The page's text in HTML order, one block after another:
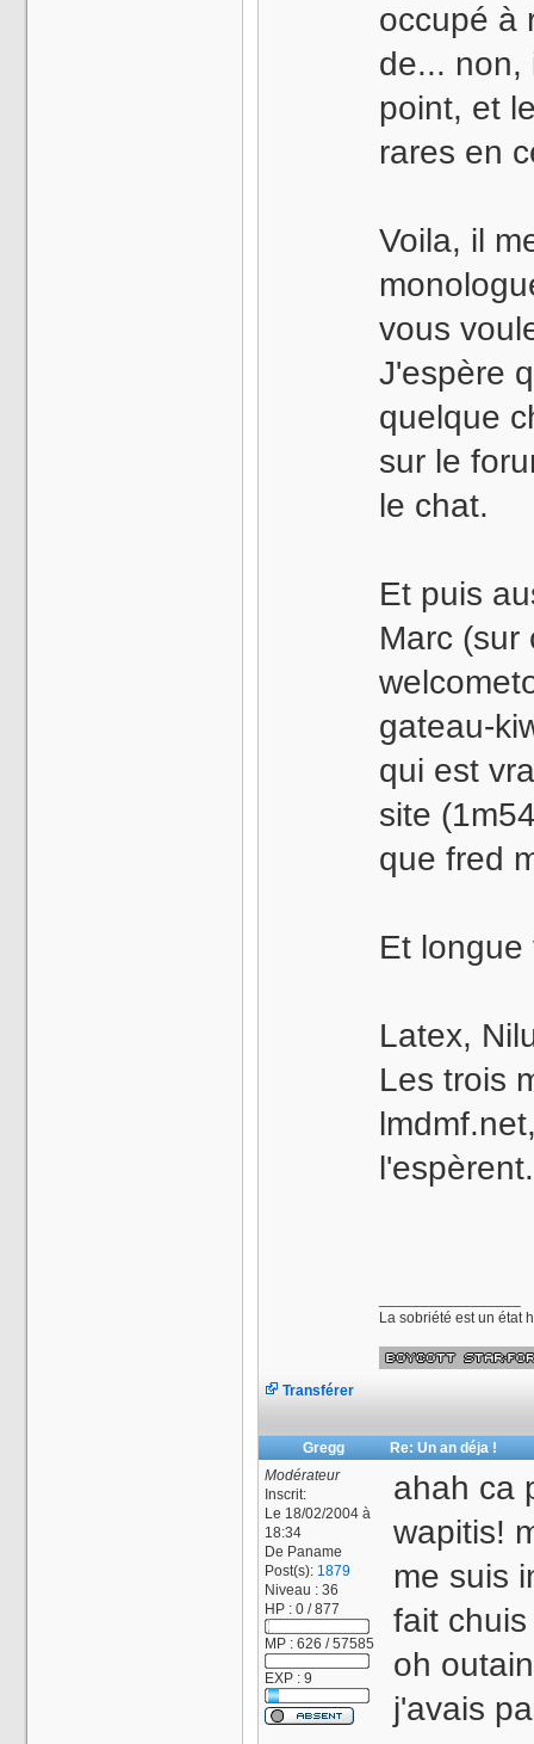
occupé à
de... non,
point, et
rares en
Voila, il
vous
J'espère
quelque
sur le
le chat.
Et puis
Marc (sur
gateau-
qui est
site
que fred
Et longue
Latex,
Les trois
La sobriété est un état
Transférer
Gregg
Re: Un an déja !
Modérateur
Inscrit:
Le 18/02/2004 à
18:34
De Paname
Post(s): 1879
Niveau : 36
HP : 0 / 877
MP : 626 / 57585
EXP : 9
ahah ca
wapitis!
me suis
fait
oh
j'avais